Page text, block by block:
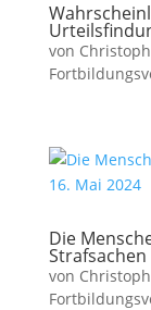
von
Die
von